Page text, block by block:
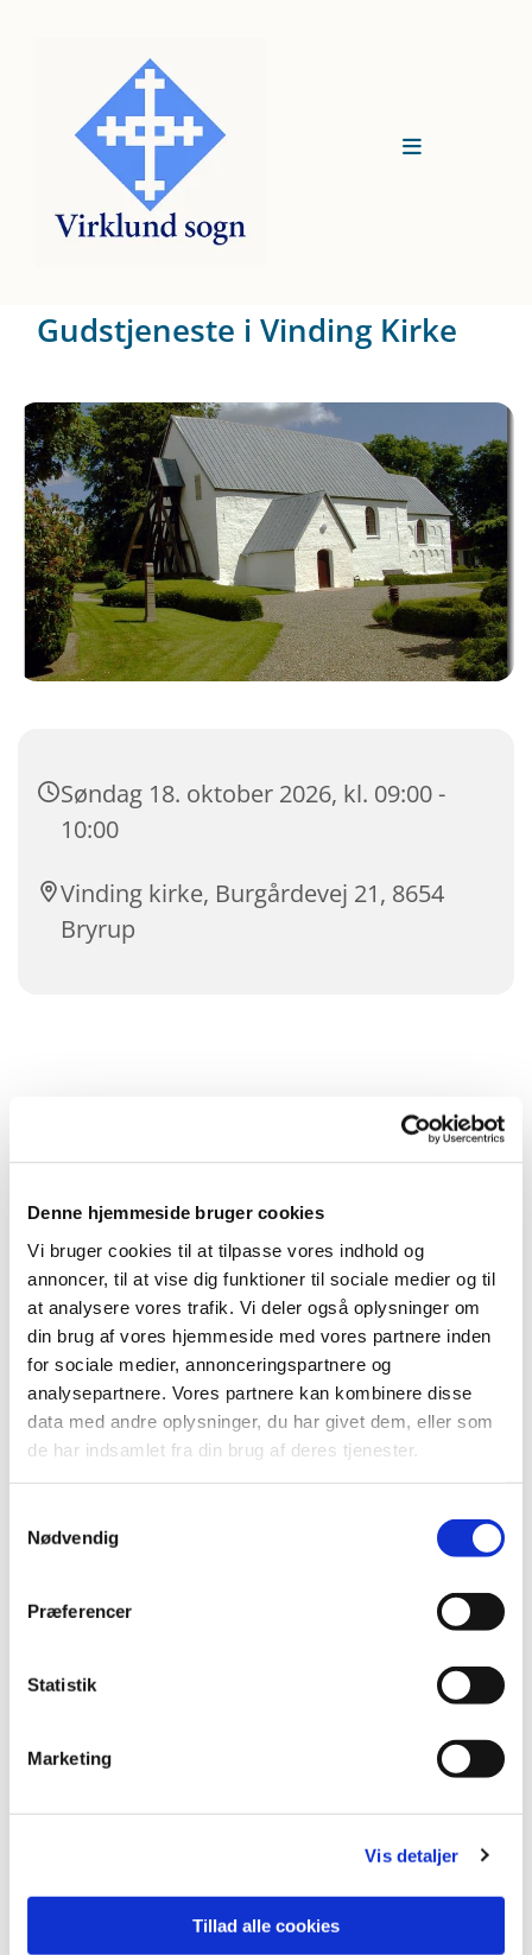
Denne hjemmeside bruger cookies
Vi bruger cookies til at tilpasse vores indhold og
annoncer, til at vise dig funktioner til sociale medier og til
at analysere vores trafik. Vi deler også oplysninger om
din brug af vores hjemmeside med vores partnere inden
for sociale medier, annonceringspartnere og
analysepartnere. Vores partnere kan kombinere disse
data med andre oplysninger, du har givet dem, eller som
de har indsamlet fra din brug af deres tjenester.
Nødvendig
Præferencer
Statistik
Marketing
Vis detaljer
Tillad alle cookies
Gudstjeneste i Vinding Kirke
Søndag 18. oktober 2026, kl. 09:00 -
10:00
Vinding kirke, Burgårdevej 21, 8654
Bryrup
Du vil måske også kunne